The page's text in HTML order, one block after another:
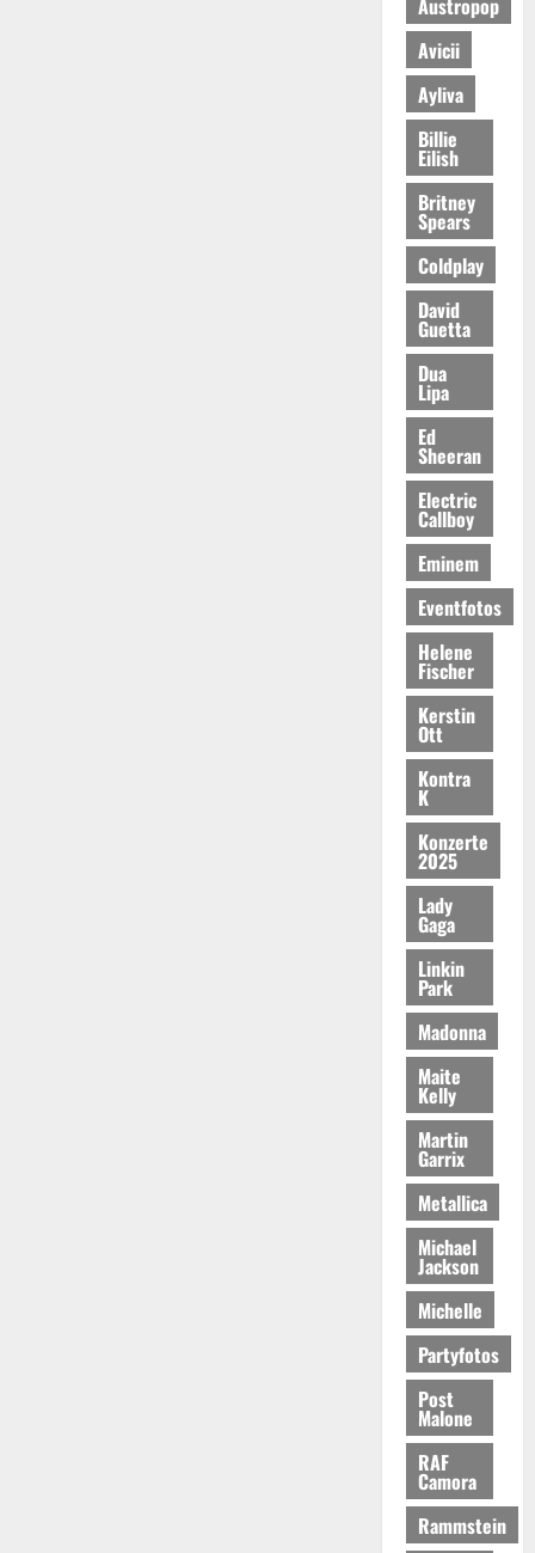
Avicii
Ayliva
Billie
Eilish
Britney
Spears
Coldplay
David
Guetta
Dua
Lipa
Ed
Sheeran
Electric
Callboy
Eminem
Eventfotos
Helene
Fischer
Kerstin
Ott
Kontra
K
Konzerte
2025
Lady
Gaga
Linkin
Park
Madonna
Maite
Kelly
Martin
Garrix
Metallica
Michael
Jackson
Michelle
Partyfotos
Post
Malone
RAF
Camora
Rammstein